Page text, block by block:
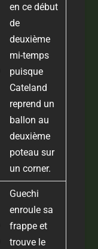
en ce début
de
deuxième
mi-temps
puisque
Cateland
reprend un
ballon au
deuxième
poteau sur
un corner.
Guechi
enroule sa
frappe et
trouve le